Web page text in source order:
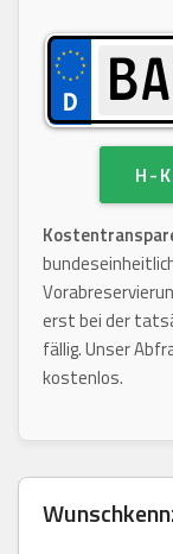
H-
erst bei der
fällig. Unser
kostenlos.